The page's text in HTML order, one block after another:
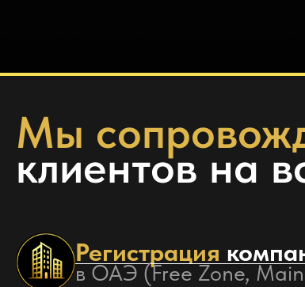
Мы
клиентов на
Регистрация
в ОАЭ (Free Zone,